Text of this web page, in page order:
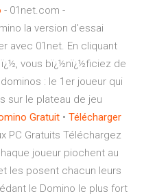
- 01net.com -
la version d'essai
avec 01net. En cliquant
vous bï¿½nï¿½ficiez de
: le 1er joueur qui
sur le plateau de jeu
Gratuit • Télécharger
PC Gratuits Téléchargez
joueur piochent au
les posent chacun leurs
le Domino le plus fort